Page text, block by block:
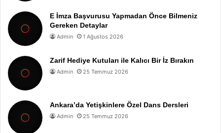
E İmza Başvurusu Yapmadan Önce Bilmeniz
Gereken Detaylar
Admin 1 Ağustos 2026
Zarif Hediye Kutuları ile Kalıcı Bir İz Bırakın
Admin 25 Temmuz 2026
Ankara’da Yetişkinlere Özel Dans Dersleri
Admin 25 Temmuz 2026